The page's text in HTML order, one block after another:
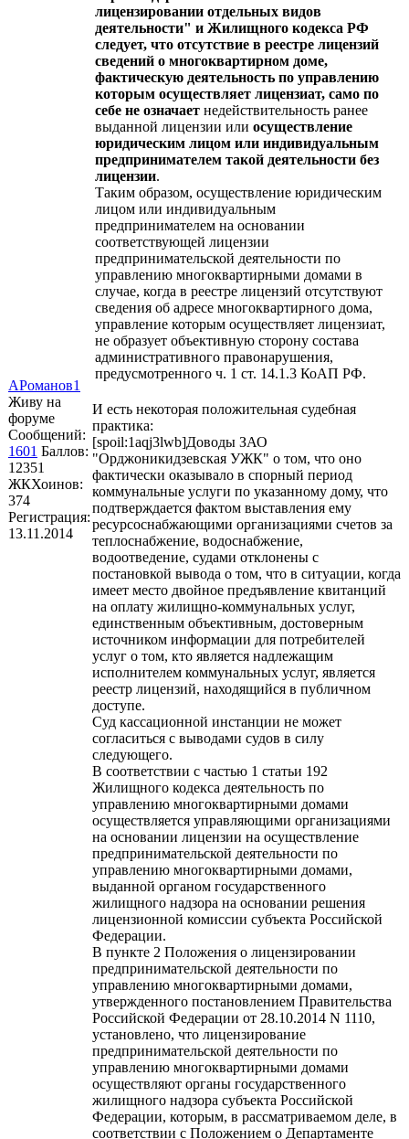
АРоманов1
Живу на
форуме
Сообщений:
1601 Баллов:
12351
ЖКХоинов:
374
Регистрация:
13.11.2014
лицензировании отдельных видов
деятельности" и Жилищного кодекса РФ
следует, что отсутствие в реестре лицензий
сведений о многоквартирном доме,
фактическую деятельность по управлению
которым осуществляет лицензиат, само по
себе не означает недействительность ранее
выданной лицензии или осуществление
юридическим лицом или индивидуальным
предпринимателем такой деятельности без
лицензии.
Таким образом, осуществление юридическим
лицом или индивидуальным
предпринимателем на основании
соответствующей лицензии
предпринимательской деятельности по
управлению многоквартирными домами в
случае, когда в реестре лицензий отсутствуют
сведения об адресе многоквартирного дома,
управление которым осуществляет лицензиат,
не образует объективную сторону состава
административного правонарушения,
предусмотренного ч. 1 ст. 14.1.3 КоАП РФ.
И есть некоторая положительная судебная
практика:
[spoil:1aqj3lwb]Доводы ЗАО
"Орджоникидзевская УЖК" о том, что оно
фактически оказывало в спорный период
коммунальные услуги по указанному дому, что
подтверждается фактом выставления ему
ресурсоснабжающими организациями счетов за
теплоснабжение, водоснабжение,
водоотведение, судами отклонены с
постановкой вывода о том, что в ситуации, когда
имеет место двойное предъявление квитанций
на оплату жилищно-коммунальных услуг,
единственным объективным, достоверным
источником информации для потребителей
услуг о том, кто является надлежащим
исполнителем коммунальных услуг, является
реестр лицензий, находящийся в публичном
доступе.
Суд кассационной инстанции не может
согласиться с выводами судов в силу
следующего.
В соответствии с частью 1 статьи 192
Жилищного кодекса деятельность по
управлению многоквартирными домами
осуществляется управляющими организациями
на основании лицензии на осуществление
предпринимательской деятельности по
управлению многоквартирными домами,
выданной органом государственного
жилищного надзора на основании решения
лицензионной комиссии субъекта Российской
Федерации.
В пункте 2 Положения о лицензировании
предпринимательской деятельности по
управлению многоквартирными домами,
утвержденного постановлением Правительства
Российской Федерации от 28.10.2014 N 1110,
установлено, что лицензирование
предпринимательской деятельности по
управлению многоквартирными домами
осуществляют органы государственного
жилищного надзора субъекта Российской
Федерации, которым, в рассматриваемом деле, в
соответствии с Положением о Департаменте